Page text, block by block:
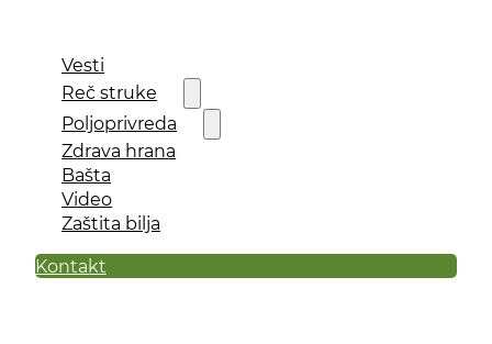
Vesti
Reč struke
Poljoprivreda
Zdrava hrana
Bašta
Video
Zaštita bilja
Kontakt